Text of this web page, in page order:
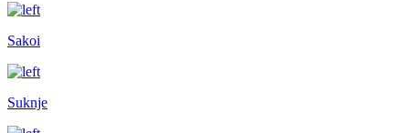
Sakoi
Suknje